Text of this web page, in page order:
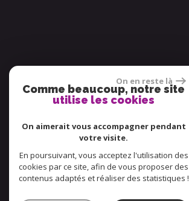
On en reste là
Comme beaucoup, notre site
utilise les cookies
On aimerait vous accompagner pendant
votre visite.
En poursuivant, vous acceptez l'utilisation des
cookies par ce site, afin de vous proposer des
contenus adaptés et réaliser des statistiques !